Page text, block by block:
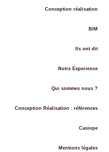
Conception réalisation
BIM
Ils ont dit
Notre Experience
Qui sommes nous ?
Conception Réalisation : références
Casiope
Mentions légales